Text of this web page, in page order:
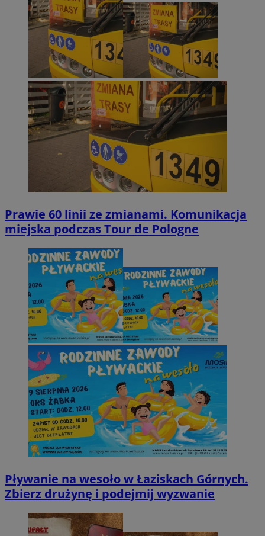
Prawie 60 linii ze zmianami. Komunikacja
miejska podczas Tour de Pologne
Pływanie na wesoło w Łaziskach Górnych.
Zbierz drużynę i podejmij wyzwanie